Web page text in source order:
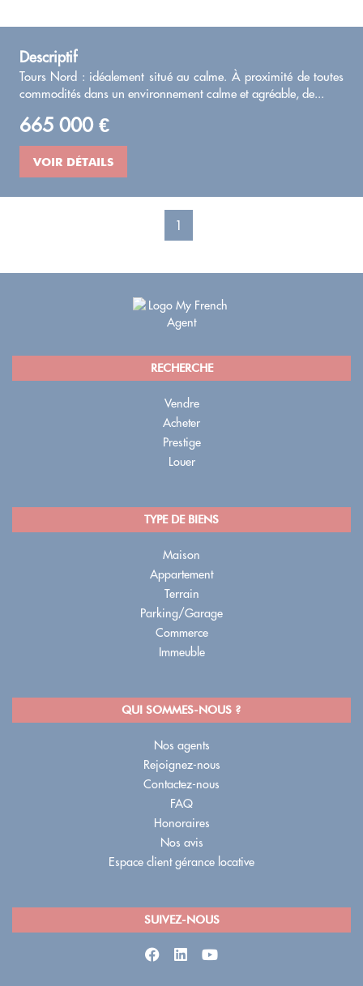
Descriptif
Tours Nord : idéalement situé au calme. À proximité de toutes
commodités dans un environnement calme et agréable, de...
665 000 €
VOIR DÉTAILS
1
RECHERCHE
Vendre
Acheter
Prestige
Louer
TYPE DE BIENS
Maison
Appartement
Terrain
Parking/Garage
Commerce
Immeuble
QUI SOMMES-NOUS ?
Nos agents
Rejoignez-nous
Contactez-nous
FAQ
Honoraires
Nos avis
Espace client gérance locative
SUIVEZ-NOUS